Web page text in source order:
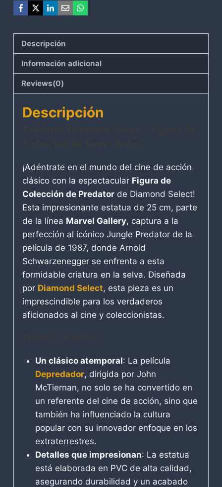
Descripción
Información adicional
Reviews(0)
Descripción
¡Adéntrate en el mundo del cine de acción
clásico con la espectacular Figura de
Colección de Predator de Diamond Select!
Esta impresionante estatua de 25 cm, parte
de la línea Marvel Gallery, captura a la
perfección al icónico Jungle Predator de la
película de 1987, donde Arnold
Schwarzenegger se enfrenta a esta
formidable criatura en la selva. Diseñada
por Diamond Select, esta pieza es un
imprescindible para los verdaderos
aficionados al cine y coleccionistas.
Un clásico atemporal: La película
Depredador, dirigida por John
McTiernan, no solo se ha convertido en
un referente del cine de acción, sino que
también ha influenciado la cultura
popular con su innovador enfoque en los
extraterrestres.
Detalles que impresionan: La estatua
está elaborada en PVC de alta calidad,
asegurando durabilidad y un acabado